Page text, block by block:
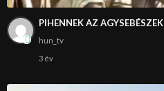
PIHENNEK AZ AGYSEBÉSZEK
hun_tv
3 év